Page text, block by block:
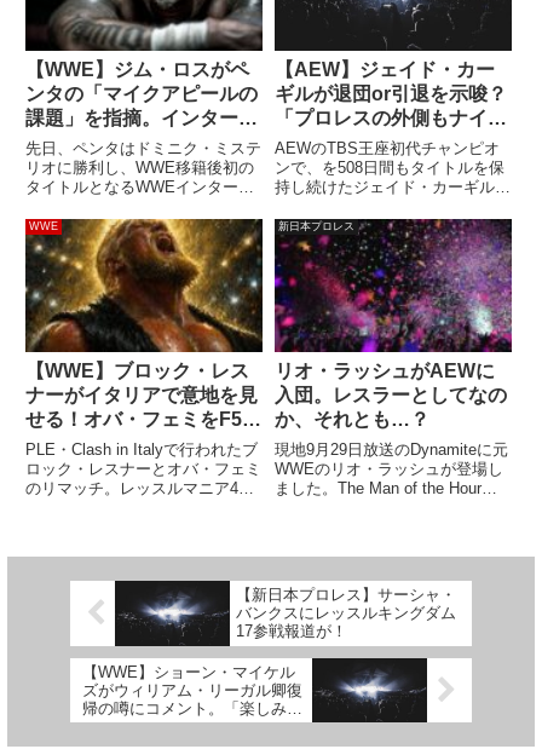
【WWE】ジム・ロスがペ
ンタの「マイクアピールの
課題」を指摘。インターコ
ンチネンタル王座獲得も道
は険しい？
先日、ペンタはドミニク・ミステ
リオに勝利し、WWE移籍後初の
タイトルとなるWWEインターコ
いのままに、さらに評価を上げて
いきたいところです。WWEがア
メリカの団体であるという事実か
ら、アメリカ国外からやってき
た...
【AEW】ジェイド・カー
ギルが退団or引退を示唆？
「プロレスの外側もナイス
だね」
AEWのTBS王座初代チャンピオ
ンで、を508日間もタイトルを保
持し続けたジェイド・カーギル。
きたのは、彼女が「誰がどう見て
も卓越した身体能力を持っている
から」。バスケ出身の彼女は恵ま
れた体型を活かしたスタイル...
WWE
【WWE】ブロック・レス
ナーがイタリアで意地を見
せる！オバ・フェミをF5連
打で圧倒【 #WWEClash
】
PLE・Clash in Italyで行われたブ
ロック・レスナーとオバ・フェミ
のリマッチ。レッスルマニア42
いましたが「...
新日本プロレス
リオ・ラッシュがAEWに
入団。レスラーとしてなの
か、それとも…？
現地9月29日放送のDynamiteに元
WWEのリオ・ラッシュが登場し
ました。The Man of the Hour
【新日本プロレス】サーシャ・
バンクスにレッスルキングダム
17参戦報道が！
【WWE】ショーン・マイケル
ズがウィリアム・リーガル卿復
帰の噂にコメント。「楽しみ。
ネットで情報を得ているよ」